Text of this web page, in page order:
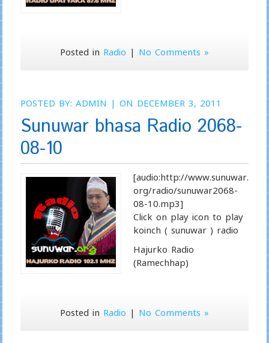
Posted in Radio | No Comments »
POSTED BY: ADMIN | ON DECEMBER 3, 2011
Sunuwar bhasa Radio 2068-
08-10
[audio:http://www.sunuwar.
org/radio/sunuwar2068-
08-10.mp3]
Click on play icon to play
koinch ( sunuwar ) radio
Hajurko Radio
(Ramechhap)
Posted in Radio | No Comments »